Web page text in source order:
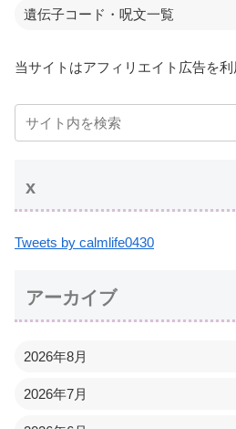
遺伝子コード・呪文一覧
当サイトはアフィリエイト広告を利
x
Tweets by calmlife0430
アーカイブ
2026年8月
2026年7月